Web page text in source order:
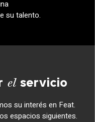
su talento.
elservicio
su interés en Feat.
espacios siguientes.